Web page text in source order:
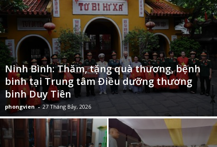
Ninh Bình: Thăm, tặng quà thương, bệnh
binh tại Trung tâm Điều dưỡng thương
binh Duy Tiên
phongvien - 27 Tháng Bảy, 2026